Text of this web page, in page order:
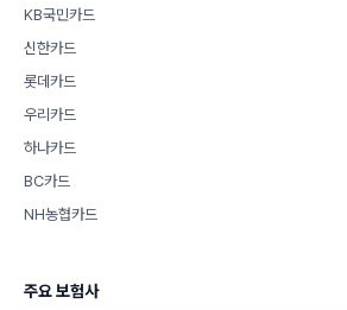
KB국민카드
신한카드
롯데카드
우리카드
하나카드
BC카드
NH농협카드
주요 보험사